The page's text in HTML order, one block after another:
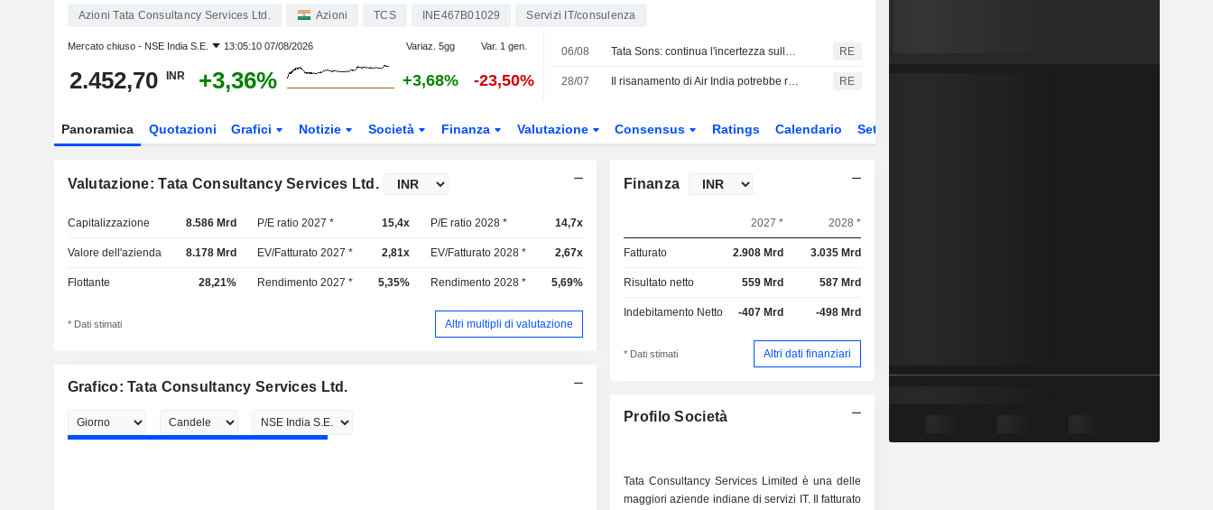
Azioni Tata Consultancy Services Ltd. Azioni TCS INE467B01029 Servizi IT/consulenza
Mercato chiuso - NSE India S.E. 13:05:10 07/08/2026 Variaz. 5gg Var. 1 gen.
2.452,70 INR +3,36% +3,68% -23,50%
06/08 Tata Sons: continua l'incertezza sulla quotazione dopo la classificazione della RBI RE
28/07 Il risanamento di Air India potrebbe richiedere fino a un decennio, secondo la proprietaria Tata Sons RE
Panoramica Quotazioni Grafici Notizie Società Finanza Valutazione Consensus Ratings Calendario Settore
Valutazione: Tata Consultancy Services Ltd.
Capitalizzazione 8.586 Mrd P/E ratio 2027 * 15,4x P/E ratio 2028 * 14,7x
Valore dell'azienda 8.178 Mrd EV/Fatturato 2027 * 2,81x EV/Fatturato 2028 * 2,67x
Flottante 28,21% Rendimento 2027 * 5,35% Rendimento 2028 * 5,69%
* Dati stimati Altri multipli di valutazione
Grafico: Tata Consultancy Services Ltd.
Finanza
2027 * 2028 *
Fatturato 2.908 Mrd 3.035 Mrd
Risultato netto 559 Mrd 587 Mrd
Indebitamento Netto -407 Mrd -498 Mrd
* Dati stimati Altri dati finanziari
Profilo Società
Tata Consultancy Services Limited è una delle
maggiori aziende indiane di servizi IT. Il fatturato